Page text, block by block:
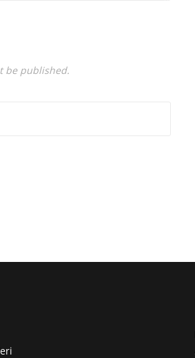
be published.